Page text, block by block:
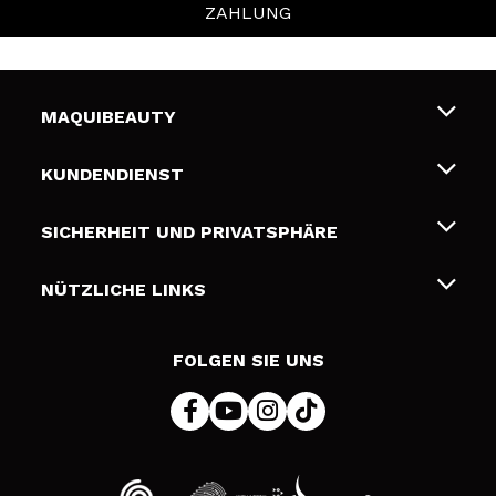
ZAHLUNG
MAQUIBEAUTY
Über uns
Geschenkkarten
KUNDENDIENST
Liefer- und Versandkosten
Zahlung
SICHERHEIT UND PRIVATSPHÄRE
Bedingungen und Datenschutz
NÜTZLICHE LINKS
FOLGEN SIE UNS